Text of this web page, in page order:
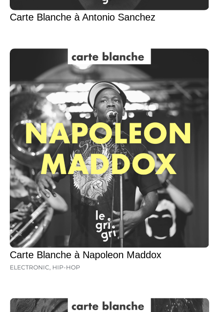
Carte Blanche à Antonio Sanchez
Carte Blanche à Napoleon Maddox
ELECTRONIC, HIP-HOP